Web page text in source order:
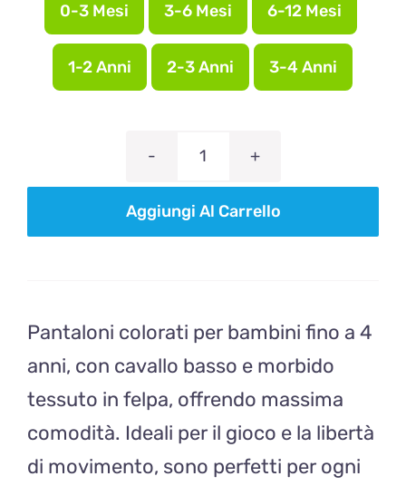
0-3 Mesi 3-6 Mesi 6-12 Mesi
1-2 Anni 2-3 Anni 3-4 Anni
caffé
Aggiungi Al Carrello
Pantaloni colorati per bambini fino a 4
anni, con cavallo basso e morbido
tessuto in felpa, offrendo massima
comodità. Ideali per il gioco e la libertà
di movimento, sono perfetti per ogni